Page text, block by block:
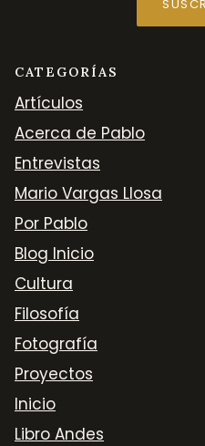
CATEGORÍAS
Artículos
Acerca de Pablo
Entrevistas
Mario Vargas Llosa
Por Pablo
Blog Inicio
Cultura
Filosofía
Fotografía
Proyectos
Inicio
Libro Andes